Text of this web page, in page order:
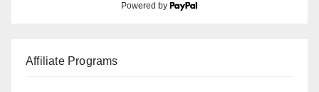
Powered by
Affiliate Programs